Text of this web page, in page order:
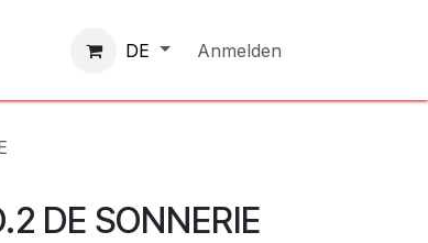
Sie uns DE Anmelden
DE SONNERIE